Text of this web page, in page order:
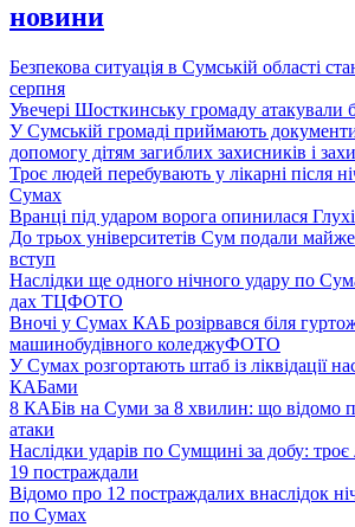
новини
Безпекова ситуація в Сумській області
серпня
Увечері Шосткинську громаду атакували
У Сумській громаді приймають
допомогу дітям загиблих захисників і
Троє людей перебувають у лікарні після
Сумах
Вранці під ударом ворога опинилася
До трьох університетів Сум подали майже
вступ
Наслідки ще одного нічного удару по
дах ТЦФОТО
Вночі у Сумах КАБ розірвався біля
машинобудівного коледжуФОТО
У Сумах розгортають штаб із ліквідації
КАБами
8 КАБів на Суми за 8 хвилин: що відомо
атаки
Наслідки ударів по Сумщині за добу:
19 постраждали
Відомо про 12 постраждалих внаслідок
по Сумах